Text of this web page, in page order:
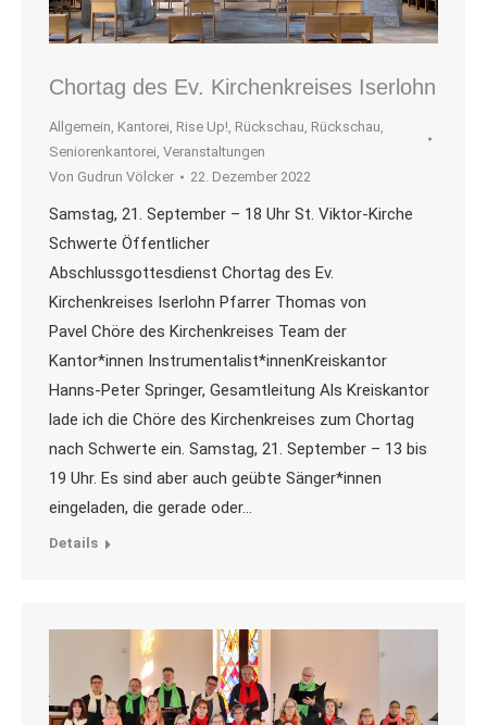
Chortag des Ev. Kirchenkreises Iserlohn
Allgemein, Kantorei, Rise Up!, Rückschau, Rückschau,
Seniorenkantorei, Veranstaltungen
Von Gudrun Völcker 22. Dezember 2022
Samstag, 21. September – 18 Uhr St. Viktor-Kirche
Schwerte Öffentlicher
Abschlussgottesdienst Chortag des Ev.
Kirchenkreises Iserlohn Pfarrer Thomas von
Pavel Chöre des Kirchenkreises Team der
Kantor*innen Instrumentalist*innenKreiskantor
Hanns-Peter Springer, Gesamtleitung Als Kreiskantor
lade ich die Chöre des Kirchenkreises zum Chortag
nach Schwerte ein. Samstag, 21. September – 13 bis
19 Uhr. Es sind aber auch geübte Sänger*innen
eingeladen, die gerade oder…
Details